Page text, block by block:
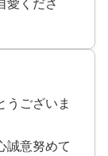
愛くださ
うございま
誠意努めて